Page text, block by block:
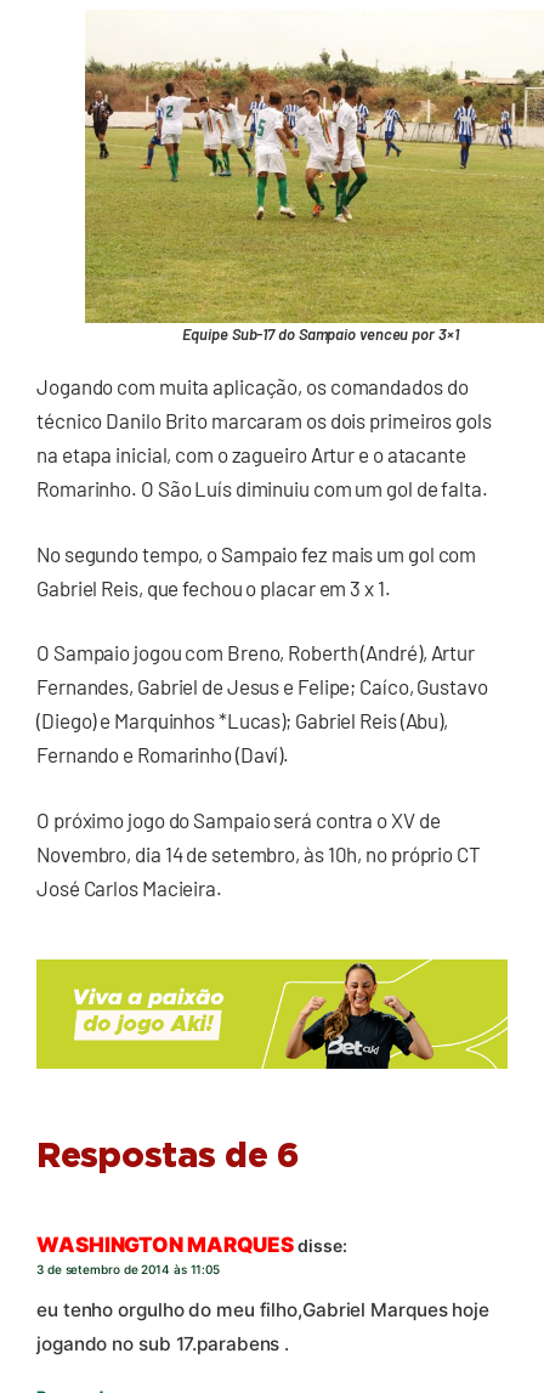
Equipe Sub-17 do Sampaio venceu por 3×1
Jogando com muita aplicação, os comandados do
técnico Danilo Brito marcaram os dois primeiros gols
na etapa inicial, com o zagueiro Artur e o atacante
Romarinho. O São Luís diminuiu com um gol de falta.
No segundo tempo, o Sampaio fez mais um gol com
Gabriel Reis, que fechou o placar em 3 x 1.
O Sampaio jogou com Breno, Roberth (André), Artur
Fernandes, Gabriel de Jesus e Felipe; Caíco, Gustavo
(Diego) e Marquinhos *Lucas); Gabriel Reis (Abu),
Fernando e Romarinho (Daví).
O próximo jogo do Sampaio será contra o XV de
Novembro, dia 14 de setembro, às 10h, no próprio CT
José Carlos Macieira.
Respostas de 6
WASHINGTON MARQUESdisse:
3 de setembro de 2014 às 11:05
eu tenho orgulho do meu filho,Gabriel Marques hoje
jogando no sub 17.parabens .